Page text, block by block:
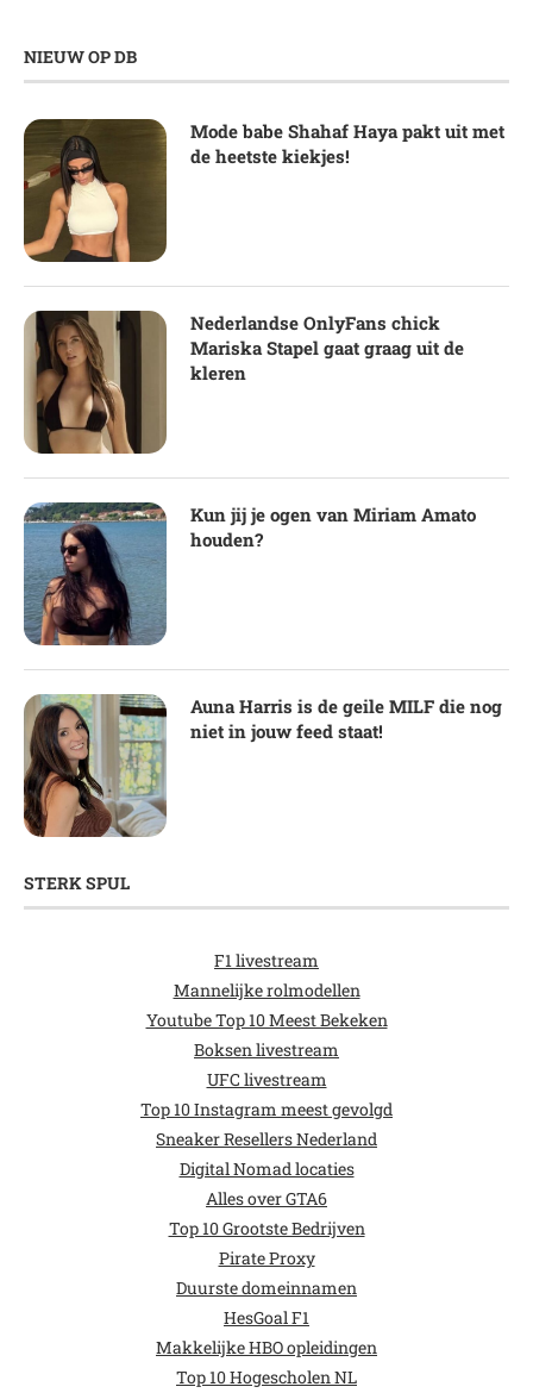
NIEUW OP DB
Mode babe Shahaf Haya pakt uit met
de heetste kiekjes!
Nederlandse OnlyFans chick
Mariska Stapel gaat graag uit de
kleren
Kun jij je ogen van Miriam Amato
houden?
Auna Harris is de geile MILF die nog
niet in jouw feed staat!
STERK SPUL
F1 livestream
Mannelijke rolmodellen
Youtube Top 10 Meest Bekeken
Boksen livestream
UFC livestream
Top 10 Instagram meest gevolgd
Sneaker Resellers Nederland
Digital Nomad locaties
Alles over GTA6
Top 10 Grootste Bedrijven
Pirate Proxy
Duurste domeinnamen
HesGoal F1
Makkelijke HBO opleidingen
Top 10 Hogescholen NL